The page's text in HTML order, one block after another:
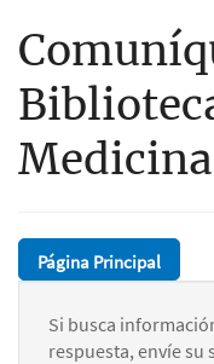
Medicina
Página Principal
Si busca
respuesta, envíe